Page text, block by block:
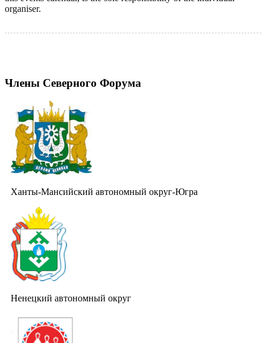
organiser.
Члены Северного Форума
Ханты-Мансийский автономный округ-Югра
Ненецкий автономный округ